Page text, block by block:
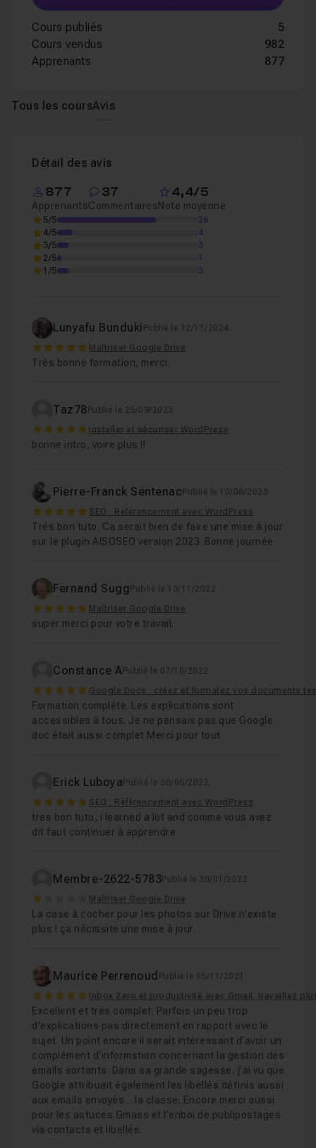
Cours publiés
5
Cours vendus
982
Apprenants
877
Tous les coursAvis
Détail des avis
877
Apprenants
37
Commentaires
4,4/5
Note moyenne
5/5
26
4/5
4
3/5
3
2/5
1
1/5
3
Lunyafu Bunduki Publié le 12/11/2024
5 Maîtriser Google Drive
Très bonne formation, merci.
Taz78 Publié le 25/09/2023
5 Installer et sécuriser WordPress
bonne intro, voire plus !!
Pierre-Franck Sentenac Publié le 10/08/2023
5 SEO : Référencement avec WordPress
Trés bon tuto. Ca serait bien de faire une mise à jour
sur le plugin AISOSEO version 2023. Bonne journée
Fernand Sugg Publié le 13/11/2022
5 Maîtriser Google Drive
super merci pour votre travail.
Constance A Publié le 07/10/2022
5 Google Docs : créez et formatez vos documents
Formation complète. Les explications sont
accessibles à tous. Je ne pensais pas que Google
doc était aussi complet Merci pour tout
Erick Luboya Publié le 30/06/2022
5 SEO : Référencement avec WordPress
tres bon tuto, i learned a lot and comme vous avez
dit faut continuer à apprendre
Membre-2622-5783Publié le 30/01/2022
1 Maîtriser Google Drive
La case à cocher pour les photos sur Drive n'existe
plus ! ça nécissite une mise à jour.
Maurice Perrenoud Publié le 05/11/2021
5 Inbox Zero et productivité avec Gmail: travaillez
Excellent et très complet. Parfois un peu trop
d'explications pas directement en rapport avec le
sujet. Un point encore il serait intéressant d’avoir un
complément d’informstion concernant la gestion des
emaîls sortants. Dans sa grande sagesse, j’ai vu que
Google attribuait également les libellés définis aussi
aux emails envoyés… la classe. Encore merci aussi
pour les astuces Gmass et l’enboi de publipostages
via contacts et libellés.